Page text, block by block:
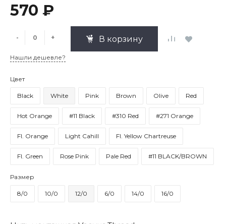
570 ₽
- + В корзину
Нашли дешевле?
Цвет
Black White Pink Brown Olive Red
Hot Orange #11 Black #310 Red #271 Orange
Fl. Orange Light Cahill Fl. Yellow Chartreuse
Fl. Green Rose Pink Pale Red #11 BLACK/BROWN
Размер
8/0 10/0 12/0 6/0 14/0 16/0